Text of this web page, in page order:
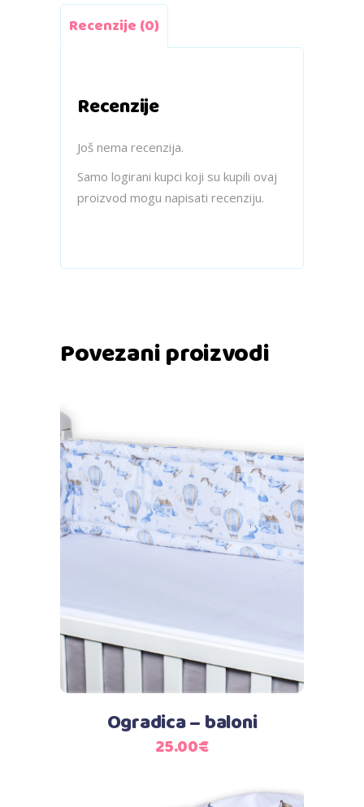
Recenzije (0)
Recenzije
Još nema recenzija.
Samo logirani kupci koji su kupili ovaj
proizvod mogu napisati recenziju.
Povezani proizvodi
Dodaj u košaricu
Ogradica – baloni
25.00€